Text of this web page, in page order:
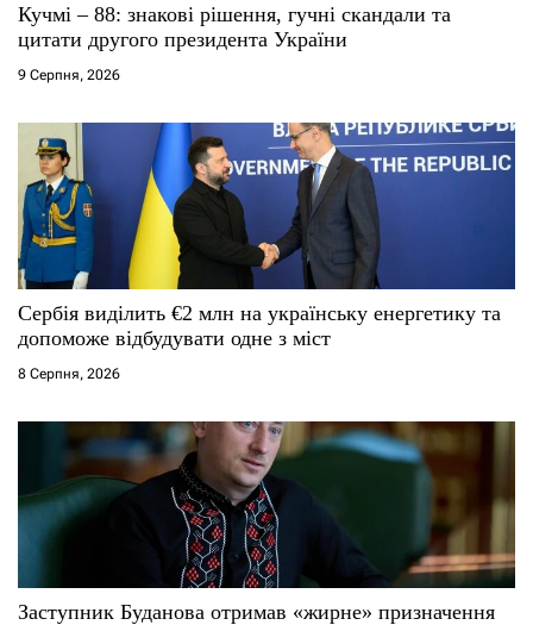
с
і
в
Кучмі – 88: знакові рішення, гучні скандали та
цитати другого президента України
9 Серпня, 2026
Сербія виділить €2 млн на українську енергетику та
допоможе відбудувати одне з міст
8 Серпня, 2026
Заступник Буданова отримав «жирне» призначення